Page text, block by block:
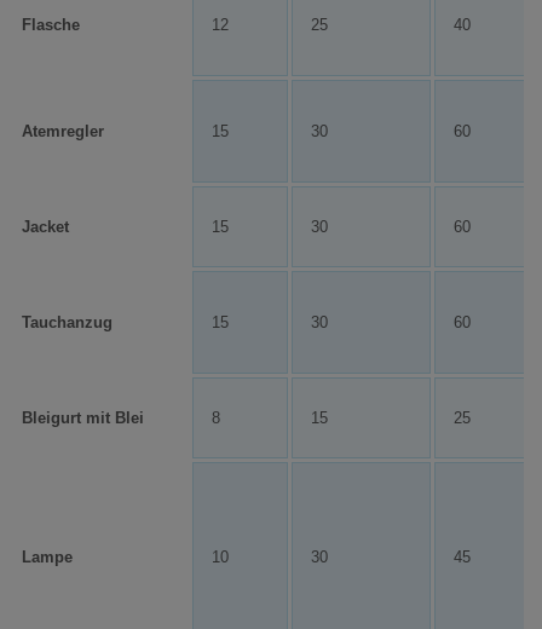
Flasche 12 25 40
Atemregler 15 30 60
Jacket 15 30 60
Tauchanzug 15 30 60
Bleigurt mit Blei 8 15 25
Lampe 10 30 45